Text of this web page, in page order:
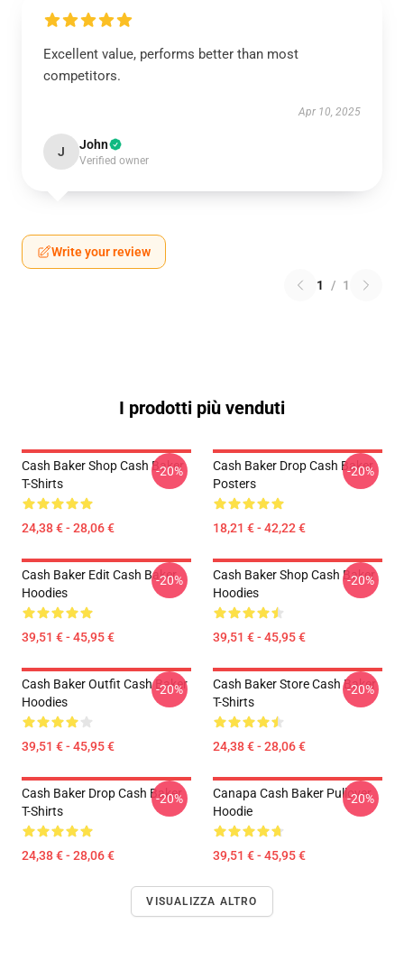
Excellent value, performs better than most
competitors.
Apr 10, 2025
J John
Verified owner
Write your review
1 / 1
I prodotti più venduti
Cash Baker Shop Cash Baker
T-Shirts
24,38 € - 28,06 €
-20%
Cash Baker Drop Cash Baker
Posters
18,21 € - 42,22 €
-20%
Cash Baker Edit Cash Baker
Hoodies
39,51 € - 45,95 €
-20%
Cash Baker Shop Cash Baker
Hoodies
39,51 € - 45,95 €
-20%
Cash Baker Outfit Cash Baker
Hoodies
39,51 € - 45,95 €
-20%
Cash Baker Store Cash Baker
T-Shirts
24,38 € - 28,06 €
-20%
Cash Baker Drop Cash Baker
T-Shirts
24,38 € - 28,06 €
-20%
Canapa Cash Baker Pullover
Hoodie
39,51 € - 45,95 €
-20%
VISUALIZZA ALTRO